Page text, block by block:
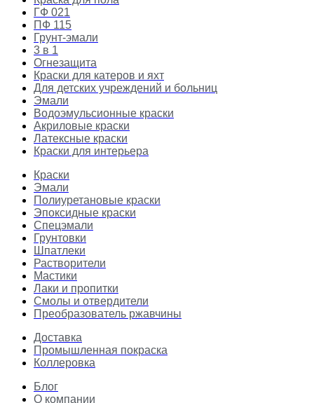
ГФ 021
ПФ 115
Грунт-эмали
3 в 1
Огнезащита
Краски для катеров и яхт
Для детских учреждений и больниц
Эмали
Водоэмульсионные краски
Акриловые краски
Латексные краски
Краски для интерьера
Краски
Эмали
Полиуретановые краски
Эпоксидные краски
Спецэмали
Грунтовки
Шпатлеки
Растворители
Мастики
Лаки и пропитки
Смолы и отвердители
Преобразователь ржавчины
Доставка
Промышленная покраска
Коллеровка
Блог
О компании